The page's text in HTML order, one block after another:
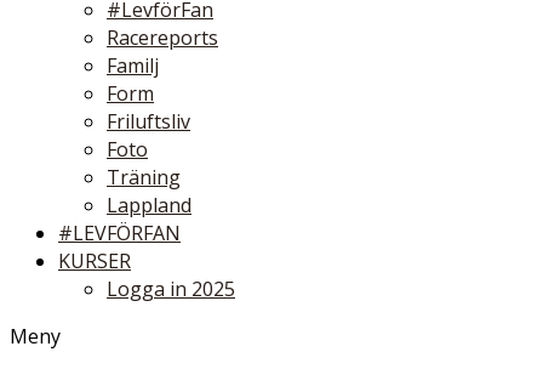
#LevförFan
Racereports
Familj
Form
Friluftsliv
Foto
Träning
Lappland
#LEVFÖRFAN
KURSER
Logga in 2025
Meny